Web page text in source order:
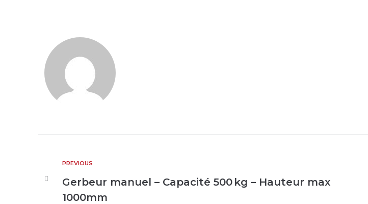
PREVIOUS
Gerbeur manuel – Capacité 500 kg – Hauteur max
1000mm